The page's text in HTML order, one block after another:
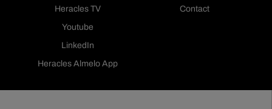
Heracles TV
Youtube
LinkedIn
Heracles Almelo App
Contact